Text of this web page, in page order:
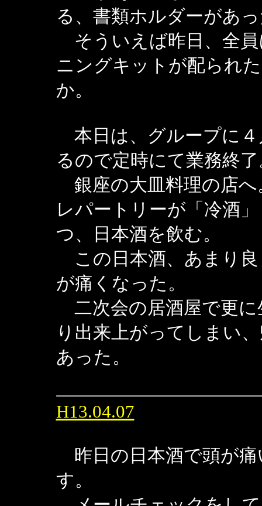
る、書類ホルダーがあ
そういえば昨日、全
ニングキットが配られ
か。
本日は、グループに
るので定時にて業務終
銀座の大皿料理の店へ
レパートリーが「冷酒
つ、日本酒を飲む。
この日本酒、あまり良
が痛くなった。
二次会の居酒屋で更
り出来上がってしまい
あった。
H13.04.07
昨日の日本酒で頭が痛
す。